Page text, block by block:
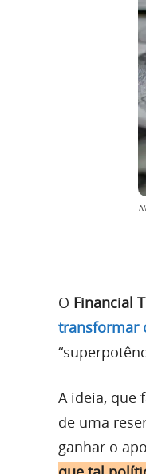
O Financial
transformar
A ideia, que
de uma
ganhar o